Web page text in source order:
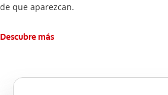
de que aparezcan.
Descubre más